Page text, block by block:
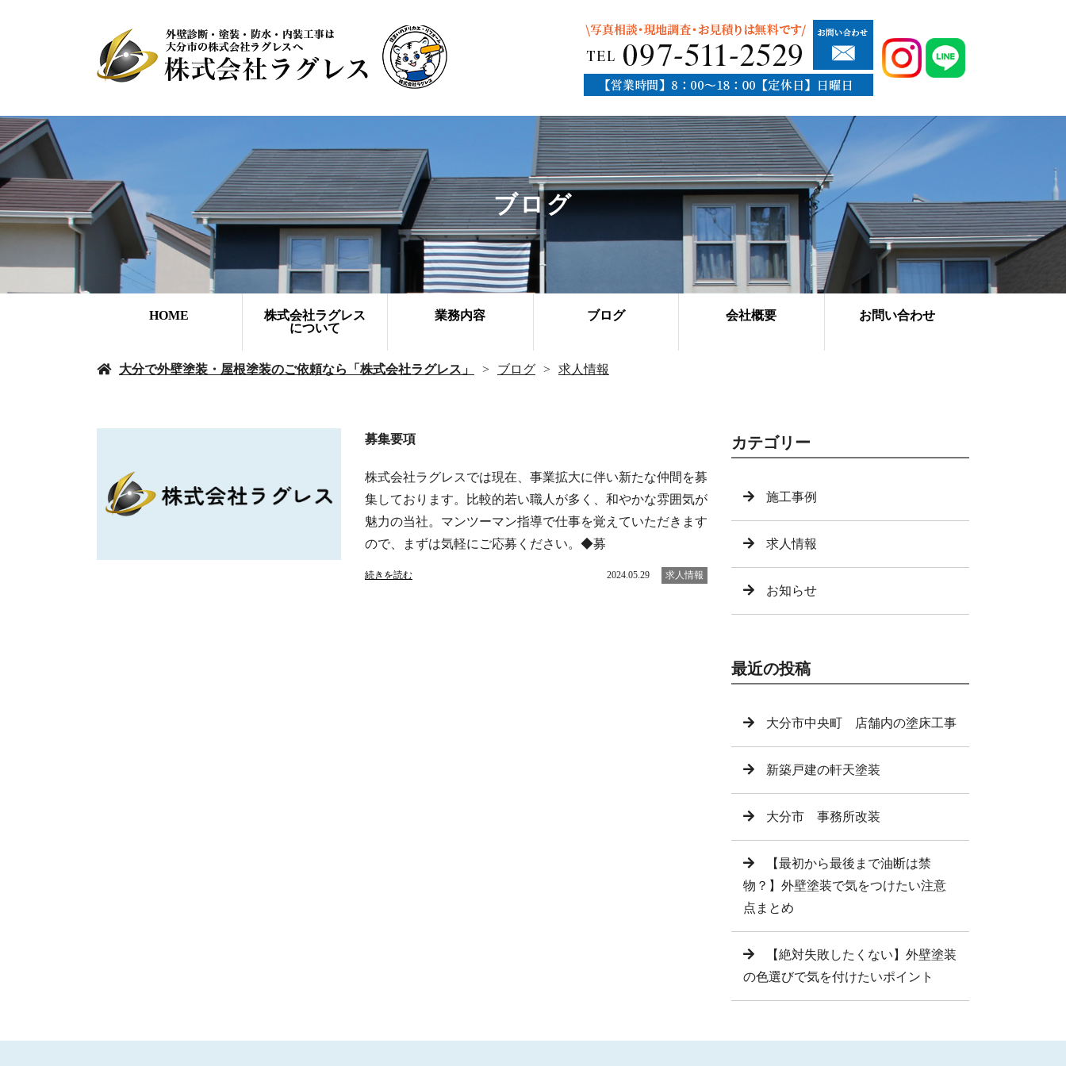
ブログ
HOME
株式会社ラグレス
について
業務内容 ブログ 会社概要 お問い合わせ
大分で外壁塗装・屋根塗装のご依頼なら「株式会社ラグレス」 ブログ 求人情報
募集要項
株式会社ラグレスでは現在、事業拡大に伴い新たな仲間を募
集しております。比較的若い職人が多く、和やかな雰囲気が
魅力の当社。マンツーマン指導で仕事を覚えていただきます
ので、まずは気軽にご応募ください。◆募
続きを読む 2024.05.29 求人情報
カテゴリー
施工事例
求人情報
お知らせ
最近の投稿
大分市中央町 店舗内の塗床工事
新築戸建の軒天塗装
大分市 事務所改装
【最初から最後まで油断は禁
物？】外壁塗装で気をつけたい注意
点まとめ
【絶対失敗したくない】外壁塗装
の色選びで気を付けたいポイント